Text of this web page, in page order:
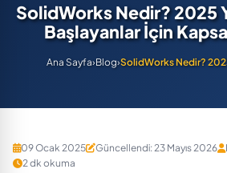
SolidWorks Nedir? 2025
Başlayanlar İçin
Ana Sayfa›Blog›SolidWorks Nedir?
09 Ocak 2025 Güncellendi: 23 Mayıs 2026
2 dk okuma